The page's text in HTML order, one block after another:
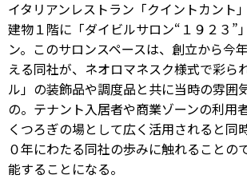
イタリアンレストラン「クイントカント
建物１階に「ダイビルサロン“１９２３”
ン。このサロンスペースは、創立から今
える同社が、ネオロマネスク様式で彩ら
ル」の装飾品や調度品と共に当時の雰囲
の。テナント入居者や商業ゾーンの利用
くつろぎの場として広く活用されると同
０年にわたる同社の歩みに触れることの
能することになる。